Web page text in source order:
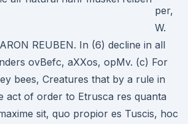
per,
W.
REUBEN. In (6) decline in all
ovBefc, aXXos, opMv. (c) For
bees, Creatures that by a rule in
act of order to Etrusca res quanta
sit, quo propior es Tuscis, hoc